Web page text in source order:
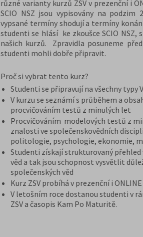
různé varianty kurzů ZSV v prezenční i
SCIO NSZ jsou vypisovány na podzim
vypsané termíny shodují a termíny
studenti se hlásí ke zkoušce SCIO
našich kurzů. Zpravidla posuneme
studenti mohli dobře připravit.
Proč si vybrat tento kurz?
Studenti se připravují na všechny typy
V kurzu se seznámí s průběhem a
procvičováním testů z minulých let
Procvičováním modelových testů z
znalosti ve společenskovědních
politologie, psychologie, ekonomie,
Studenti získají strukturovaný přehled
věd a tak jsou schopnost vysvětlit
společenských věd
Kurz ZSV probíhá v prezenční i
V letošním roce dostanou studenti v
ZSV a časopis Kam Po Maturitě.